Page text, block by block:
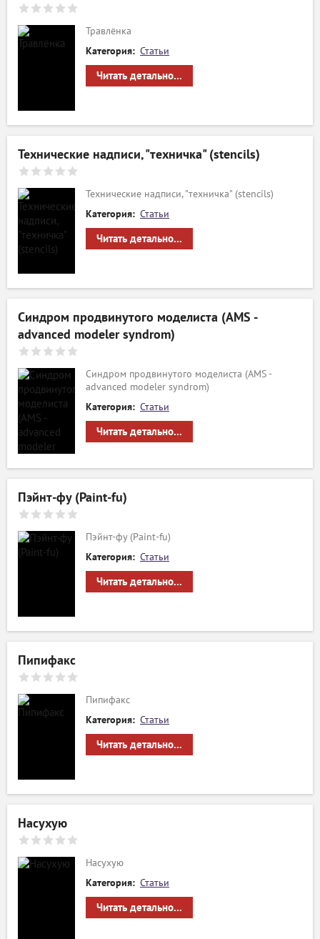
Травлёнка
Категория: Статьи
Читать детально...
Технические надписи, "техничка" (stencils)
Технические надписи, "техничка" (stencils)
Категория: Статьи
Читать детально...
Синдром продвинутого моделиста (AMS -
advanced modeler syndrom)
Синдром продвинутого моделиста (AMS -
advanced modeler syndrom)
Категория: Статьи
Читать детально...
Пэйнт-фу (Paint-fu)
Пэйнт-фу (Paint-fu)
Категория: Статьи
Читать детально...
Пипифакс
Пипифакс
Категория: Статьи
Читать детально...
Насухую
Насухую
Категория: Статьи
Читать детально...